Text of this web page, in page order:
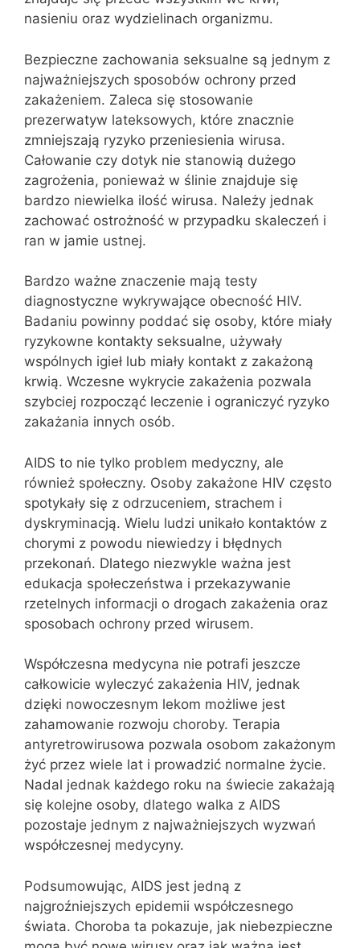
nasieniu oraz wydzielinach organizmu.
Bezpieczne zachowania seksualne są jednym z
najważniejszych sposobów ochrony przed
zakażeniem. Zaleca się stosowanie
prezerwatyw lateksowych, które znacznie
zmniejszają ryzyko przeniesienia wirusa.
Całowanie czy dotyk nie stanowią dużego
zagrożenia, ponieważ w ślinie znajduje się
bardzo niewielka ilość wirusa. Należy jednak
zachować ostrożność w przypadku skaleczeń i
ran w jamie ustnej.
Bardzo ważne znaczenie mają testy
diagnostyczne wykrywające obecność HIV.
Badaniu powinny poddać się osoby, które miały
ryzykowne kontakty seksualne, używały
wspólnych igieł lub miały kontakt z zakażoną
krwią. Wczesne wykrycie zakażenia pozwala
szybciej rozpocząć leczenie i ograniczyć ryzyko
zakażania innych osób.
AIDS to nie tylko problem medyczny, ale
również społeczny. Osoby zakażone HIV często
spotykały się z odrzuceniem, strachem i
dyskryminacją. Wielu ludzi unikało kontaktów z
chorymi z powodu niewiedzy i błędnych
przekonań. Dlatego niezwykle ważna jest
edukacja społeczeństwa i przekazywanie
rzetelnych informacji o drogach zakażenia oraz
sposobach ochrony przed wirusem.
Współczesna medycyna nie potrafi jeszcze
całkowicie wyleczyć zakażenia HIV, jednak
dzięki nowoczesnym lekom możliwe jest
zahamowanie rozwoju choroby. Terapia
antyretrowirusowa pozwala osobom zakażonym
żyć przez wiele lat i prowadzić normalne życie.
Nadal jednak każdego roku na świecie zakażają
się kolejne osoby, dlatego walka z AIDS
pozostaje jednym z najważniejszych wyzwań
współczesnej medycyny.
Podsumowując, AIDS jest jedną z
najgroźniejszych epidemii współczesnego
świata. Choroba ta pokazuje, jak niebezpieczne